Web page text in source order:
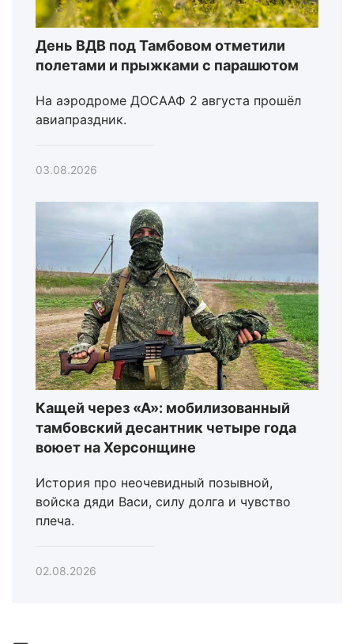
День ВДВ под Тамбовом отметили
полетами и прыжками с парашютом
На аэродроме ДОСААФ 2 августа прошёл
авиапраздник.
03.08.2026
Кащей через «А»: мобилизованный
тамбовский десантник четыре года
воюет на Херсонщине
История про неочевидный позывной,
войска дяди Васи, силу долга и чувство
плеча.
02.08.2026